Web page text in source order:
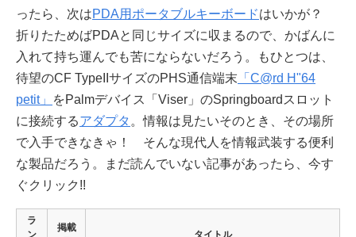
ったら、次はPDA用ポータブルキーボードはいかが？
折りたためばPDAと同じサイズに収まるので、かばんに
入れて持ち運んでも苦にならないだろう。もひとつは、
待望のCF TypeIIサイズのPHS通信端末 「C@rd H"64
petit」
をPalmデバイス「Viser」のSpringboardスロット
に接続するアダプタ 。情報は見たいそのとき、その場所
で入手できなきゃ！ そんな現代人を情報武装する便利
な製品だろう。まだ読んでいない記事があったら、今す
ぐクリック!!
ラ
ン
掲載
タイトル